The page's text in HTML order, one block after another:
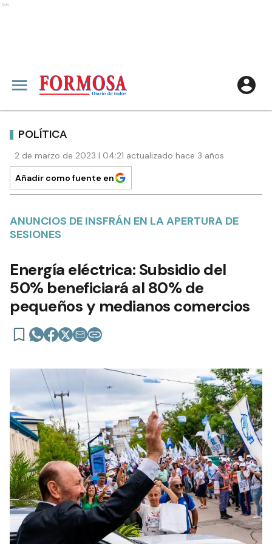
Ads
POLÍTICA
2 de marzo de 2023 | 04:21 actualizado hace 3 años
Añadir como fuente en
ANUNCIOS DE INSFRÁN EN LA APERTURA DE
SESIONES
Energía eléctrica: Subsidio del
50% beneficiará al 80% de
pequeños y medianos comercios